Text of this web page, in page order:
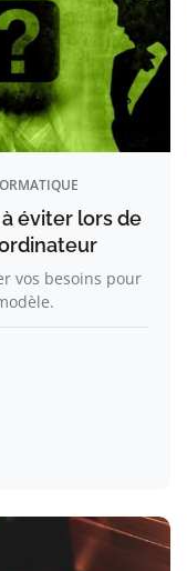
éviter lors de
ordinateur
vos besoins pour